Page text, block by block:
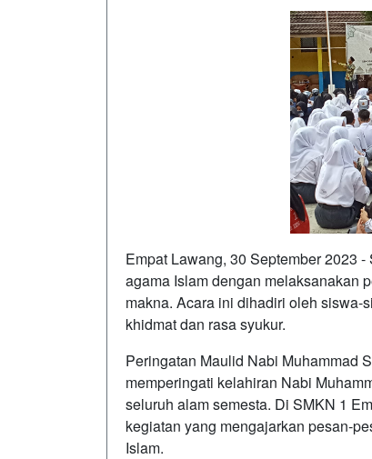
Empat Lawang, 30 September 2023
agama Islam dengan melaksanakan
makna. Acara ini dihadiri oleh siswa-
khidmat dan rasa syukur.
Peringatan Maulid Nabi Muhammad
memperingati kelahiran Nabi
seluruh alam semesta. Di SMKN 1
kegiatan yang mengajarkan pesan-
Islam.